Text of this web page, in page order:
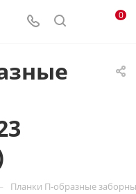
0
Планки П-образные